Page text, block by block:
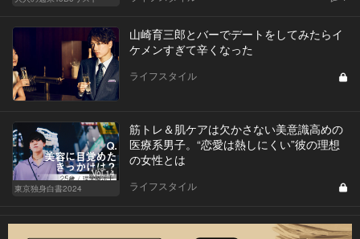
山崎育三郎とバーでデートをしてみたらイ
ケメンすぎて辛くなった
ライフスタイル
Vol.14
東京独身白書2024
筋トレ＆肌ケアは欠かさない美意識高めの
医療系男子。“恋愛は熱しにくい”彼の理想
の女性とは
ライフスタイル